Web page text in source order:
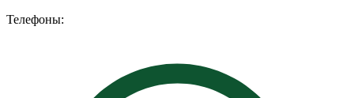
Телефоны: